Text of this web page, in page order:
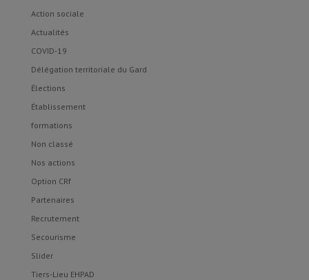
Action sociale
Actualités
COVID-19
Délégation territoriale du Gard
Élections
Établissement
formations
Non classé
Nos actions
Option CRf
Partenaires
Recrutement
Secourisme
Slider
Tiers-Lieu EHPAD